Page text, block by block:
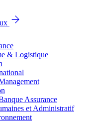
& Logistique
Assurance
et Administratif